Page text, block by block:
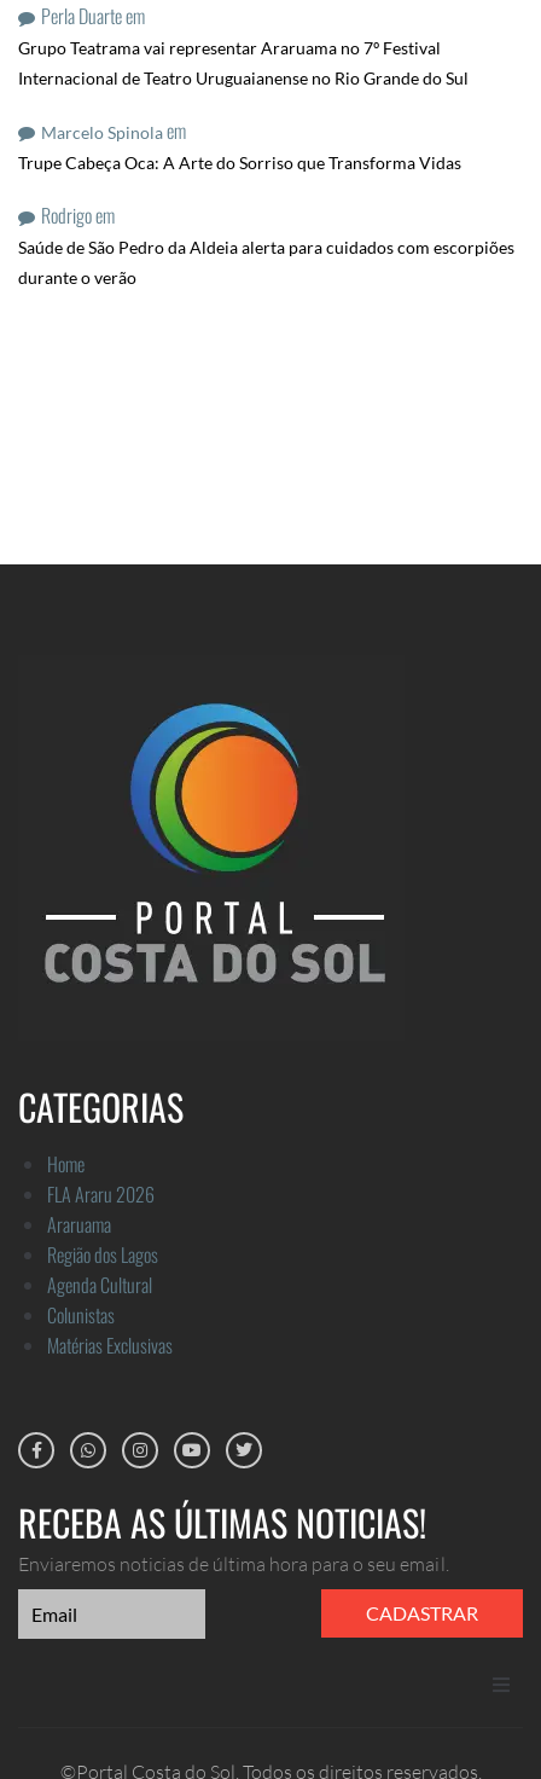
Perla Duarteem
Grupo Teatrama vai representar Araruama no 7º Festival
Internacional de Teatro Uruguaianense no Rio Grande do Sul
Marcelo Spinolaem
Trupe Cabeça Oca: A Arte do Sorriso que Transforma Vidas
Rodrigoem
Saúde de São Pedro da Aldeia alerta para cuidados com escorpiões
durante o verão
CATEGORIAS
Home
FLA Araru 2026
Araruama
Região dos Lagos
Agenda Cultural
Colunistas
Matérias Exclusivas
RECEBA AS ÚLTIMAS NOTICIAS!
Enviaremos noticias de última hora para o seu email.
CADASTRAR
©Portal Costa do Sol. Todos os direitos reservados.